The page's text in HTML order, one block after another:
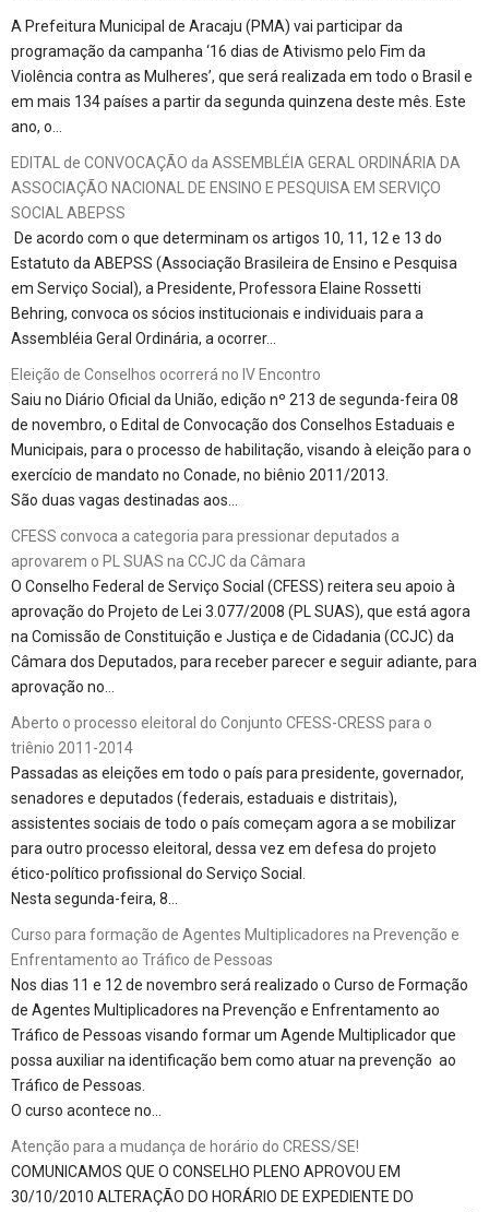
A Prefeitura Municipal de Aracaju (PMA) vai participar da
programação da campanha ‘16 dias de Ativismo pelo Fim da
Violência contra as Mulheres’, que será realizada em todo o Brasil e
em mais 134 países a partir da segunda quinzena deste mês. Este
ano, o…
EDITAL de CONVOCAÇÃO da ASSEMBLÉIA GERAL ORDINÁRIA DA
ASSOCIAÇÃO NACIONAL DE ENSINO E PESQUISA EM SERVIÇO
SOCIAL ABEPSS
De acordo com o que determinam os artigos 10, 11, 12 e 13 do
Estatuto da ABEPSS (Associação Brasileira de Ensino e Pesquisa
em Serviço Social), a Presidente, Professora Elaine Rossetti
Behring, convoca os sócios institucionais e individuais para a
Assembléia Geral Ordinária, a ocorrer…
Eleição de Conselhos ocorrerá no IV Encontro
Saiu no Diário Oficial da União, edição nº 213 de segunda-feira 08
de novembro, o Edital de Convocação dos Conselhos Estaduais e
Municipais, para o processo de habilitação, visando à eleição para o
exercício de mandato no Conade, no biênio 2011/2013.
São duas vagas destinadas aos…
CFESS convoca a categoria para pressionar deputados a
aprovarem o PL SUAS na CCJC da Câmara
O Conselho Federal de Serviço Social (CFESS) reitera seu apoio à
aprovação do Projeto de Lei 3.077/2008 (PL SUAS), que está agora
na Comissão de Constituição e Justiça e de Cidadania (CCJC) da
Câmara dos Deputados, para receber parecer e seguir adiante, para
aprovação no…
Aberto o processo eleitoral do Conjunto CFESS-CRESS para o
triênio 2011-2014
Passadas as eleições em todo o país para presidente, governador,
senadores e deputados (federais, estaduais e distritais),
assistentes sociais de todo o país começam agora a se mobilizar
para outro processo eleitoral, dessa vez em defesa do projeto
ético-político profissional do Serviço Social.
Nesta segunda-feira, 8…
Curso para formação de Agentes Multiplicadores na Prevenção e
Enfrentamento ao Tráfico de Pessoas
Nos dias 11 e 12 de novembro será realizado o Curso de Formação
de Agentes Multiplicadores na Prevenção e Enfrentamento ao
Tráfico de Pessoas visando formar um Agende Multiplicador que
possa auxiliar na identificação bem como atuar na prevenção ao
Tráfico de Pessoas.
O curso acontece no…
Atenção para a mudança de horário do CRESS/SE!
COMUNICAMOS QUE O CONSELHO PLENO APROVOU EM
30/10/2010 ALTERAÇÃO DO HORÁRIO DE EXPEDIENTE DO